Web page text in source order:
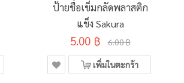
ป้ายชื่อเข็มกลัดพลาสติก
แข็ง Sakura
5.00 ฿ 6.00 ฿
เพิ่มในตะกร้า